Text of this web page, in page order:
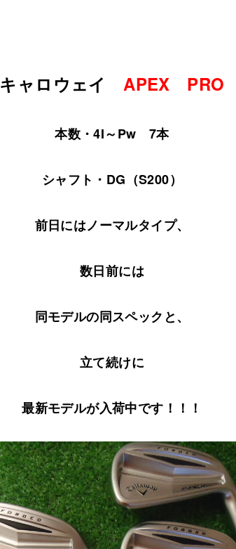
キャロウェイAPEX PRO
本数・4I～Pw 7本
シャフト・DG（S200）
前日にはノーマルタイプ、
数日前には
同モデルの同スペックと、
立て続けに
最新モデルが入荷中です！！！